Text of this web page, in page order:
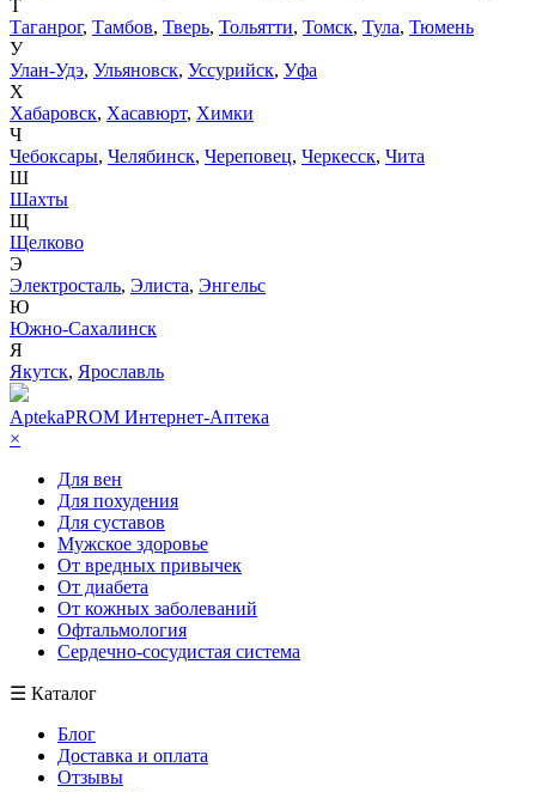
Т
Таганрог, Тамбов, Тверь, Тольятти, Томск, Тула, Тюмень
У
Улан-Удэ, Ульяновск, Уссурийск, Уфа
Х
Хабаровск, Хасавюрт, Химки
Ч
Чебоксары, Челябинск, Череповец, Черкесск, Чита
Ш
Шахты
Щ
Щелково
Э
Электросталь, Элиста, Энгельс
Ю
Южно-Сахалинск
Я
Якутск, Ярославль
AptekaPROM Интернет-Аптека
×
Для вен
Для похудения
Для суставов
Мужское здоровье
От вредных привычек
От диабета
От кожных заболеваний
Офтальмология
Сердечно-сосудистая система
☰ Каталог
Блог
Доставка и оплата
Отзывы